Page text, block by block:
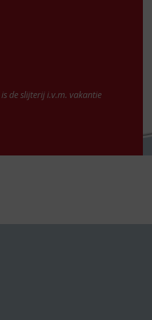
de slijterij i.v.m. vakantie